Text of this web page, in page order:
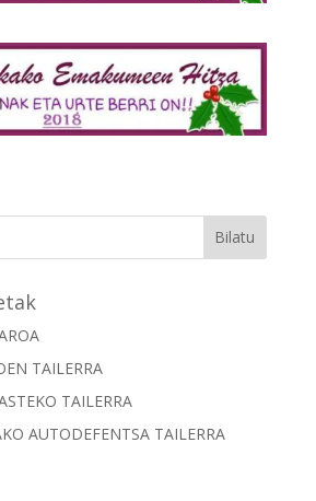
TAILERRA
TAILERRA
AUTODEFENTSA TAILERRA